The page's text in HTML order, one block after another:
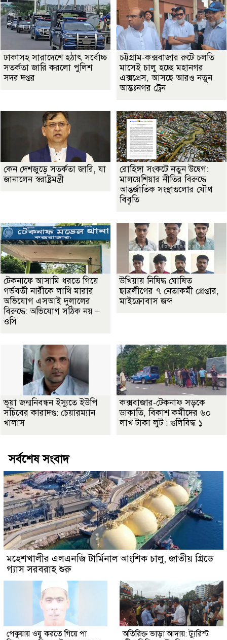
ঢাকাসহ সারাদেশে হঠাৎ সর্বোচ্চ
সতর্কতা জা‌রি করলো পুলিশ
সদর দপ্তর
চট্টগ্রাম-কক্সবাজার রুটে চলতি
মাসেই চালু হচ্ছে মহানগর
এক্সপ্রেস, আসছে আরও নতুন
আন্তঃনগর ট্রেন
কেন দেশজুড়ে সতর্কতা জারি, যা
জানালেন স্বরাষ্ট্রমন্ত্রী
রোহিঙ্গা সংকটে নতুন উদ্বেগ:
মালয়েশিয়ার নীতির বিরুদ্ধে
আন্তর্জাতিক সংস্থাগুলোর যৌথ
বিবৃতি
টেকনাফে আসামি ধরতে গিয়ে
গর্ভবতী নারীকে লাথি মারার
অভিযোগ এসআই দুলালের
বিরুদ্ধে: অভিযোগ সঠিক নয় –
ওসি
উখিয়ায় নিষিদ্ধ ঘোষিত
ছাত্রলীগের ৭ নেতাকর্মী গ্রেপ্তার,
মাইক্রোবাস জব্দ
ভূয়া জন্মনিবন্ধন ইস্যুতে ইউপি
সচিবের কারাদণ্ড: চেয়ারম্যান
খালাস
কক্সবাজার-টেকনাফ সড়কে
ডাকাতি, বিকাশ কর্মীদের ৬০
লাখ টাকা লুট : গুলিবিদ্ধ ১
সর্বশেষ সংবাদ
মহেশখালীর এলএনজি টার্মিনাল আংশিক চালু, জাতীয় গ্রিডে
গ্যাস সরবরাহ শুরু
পেকুয়ায় ওযু করতে গিয়ে পা
অতিরিক্ত ভাড়া আদায়: ট্যুরিস্ট